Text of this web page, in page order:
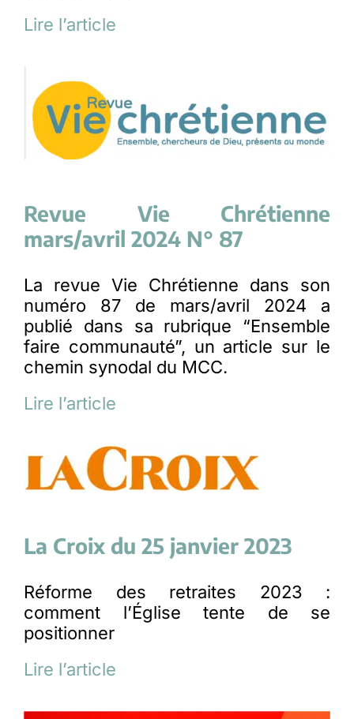
Lire l’article
Revue Vie Chrétienne
mars/avril 2024 N° 87
La revue Vie Chrétienne dans son
numéro 87 de mars/avril 2024 a
publié dans sa rubrique “Ensemble
faire communauté”, un article sur le
chemin synodal du MCC.
Lire l’article
La Croix du 25 janvier 2023
Réforme des retraites 2023 :
comment l’Église tente de se
positionner
Lire l’article